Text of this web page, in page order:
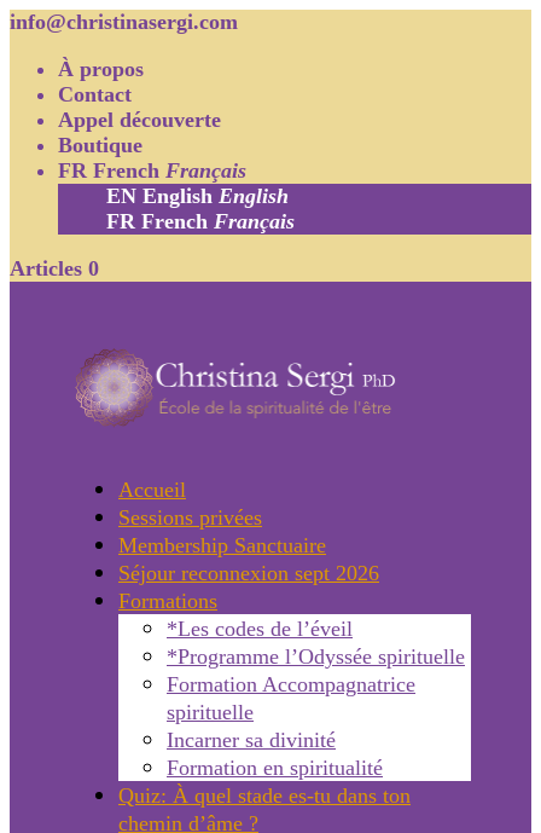
info@christinasergi.com
À propos
Contact
Appel découverte
Boutique
FR French Français
EN English English
FR French Français
Articles 0
Accueil
Sessions privées
Membership Sanctuaire
Séjour reconnexion sept 2026
Formations
*Les codes de l’éveil
*Programme l’Odyssée spirituelle
Formation Accompagnatrice
spirituelle
Incarner sa divinité
Formation en spiritualité
Quiz: À quel stade es-tu dans ton
chemin d’âme ?